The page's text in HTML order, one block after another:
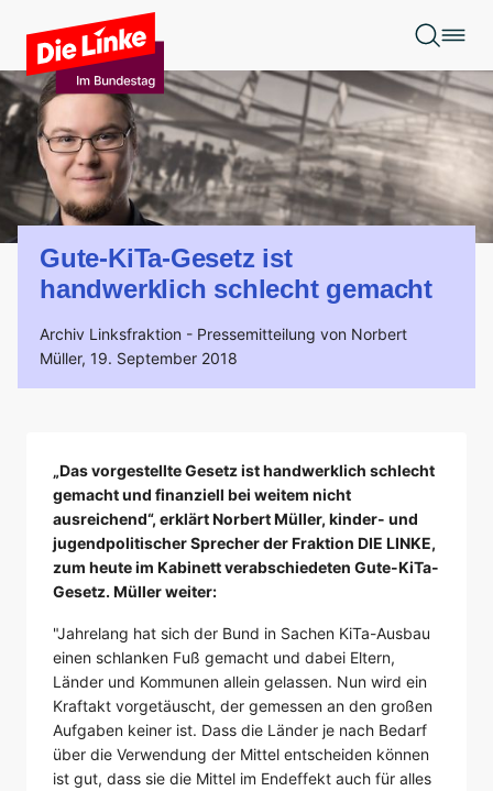
Zum Hauptinhalt springen
Gute-KiTa-Gesetz ist
handwerklich schlecht gemacht
Archiv Linksfraktion - Pressemitteilung von Norbert
Müller, 19. September 2018
„Das vorgestellte Gesetz ist handwerklich schlecht
gemacht und finanziell bei weitem nicht
ausreichend“, erklärt Norbert Müller, kinder- und
jugendpolitischer Sprecher der Fraktion DIE LINKE,
zum heute im Kabinett verabschiedeten Gute-KiTa-
Gesetz. Müller weiter:
"Jahrelang hat sich der Bund in Sachen KiTa-Ausbau
einen schlanken Fuß gemacht und dabei Eltern,
Länder und Kommunen allein gelassen. Nun wird ein
Kraftakt vorgetäuscht, der gemessen an den großen
Aufgaben keiner ist. Dass die Länder je nach Bedarf
über die Verwendung der Mittel entscheiden können
ist gut, dass sie die Mittel im Endeffekt auch für alles